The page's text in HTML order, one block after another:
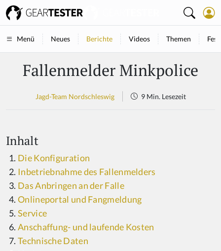
Menü Neues Berichte Videos Themen
Fallenmelder Minkpolice
Jagd-Team Nordschleswig 9 Min. Lesezeit
Inhalt
Die Konfiguration
Inbetriebnahme des Fallenmelders
Das Anbringen an der Falle
Onlineportal und Fangmeldung
Service
Anschaffung- und laufende Kosten
Technische Daten